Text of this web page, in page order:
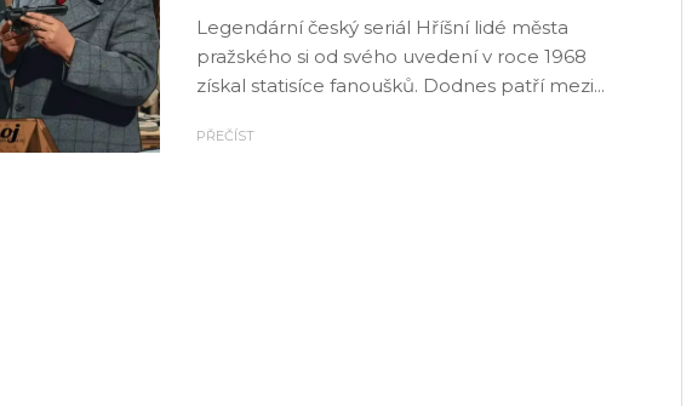
Legendární český seriál Hříšní lidé města
pražského si od svého uvedení v roce 1968
získal statisíce fanoušků. Dodnes patří mezi...
PŘEČÍST